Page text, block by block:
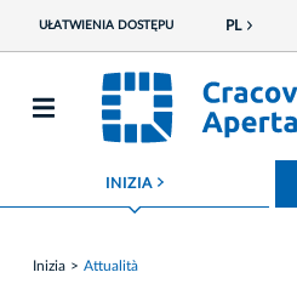
UŁATWIENIA DOSTĘPU PL
INIZIA ROZWIŃ MENU
Inizia Attualità